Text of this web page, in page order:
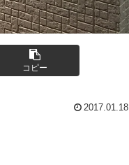
コピー
2017.01.18